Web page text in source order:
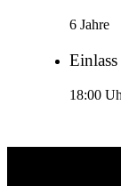
6 Jahre
Einlass
18:00